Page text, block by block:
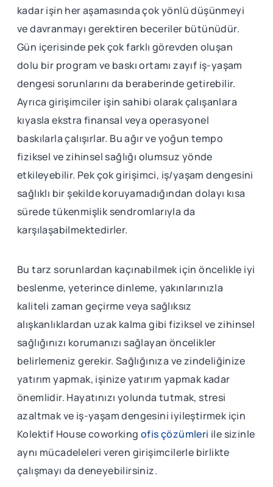
kadar işin her aşamasında çok yönlü düşünmeyi
ve davranmayı gerektiren beceriler bütünüdür.
Gün içerisinde pek çok farklı görevden oluşan
dolu bir program ve baskı ortamı zayıf iş-yaşam
dengesi sorunlarını da beraberinde getirebilir.
Ayrıca girişimciler işin sahibi olarak çalışanlara
kıyasla ekstra finansal veya operasyonel
baskılarla çalışırlar. Bu ağır ve yoğun tempo
fiziksel ve zihinsel sağlığı olumsuz yönde
etkileyebilir. Pek çok girişimci, iş/yaşam dengesini
sağlıklı bir şekilde koruyamadığından dolayı kısa
sürede tükenmişlik sendromlarıyla da
karşılaşabilmektedirler.
Bu tarz sorunlardan kaçınabilmek için öncelikle iyi
beslenme, yeterince dinleme, yakınlarınızla
kaliteli zaman geçirme veya sağlıksız
alışkanlıklardan uzak kalma gibi fiziksel ve zihinsel
sağlığınızı korumanızı sağlayan öncelikler
belirlemeniz gerekir. Sağlığınıza ve zindeliğinize
yatırım yapmak, işinize yatırım yapmak kadar
önemlidir. Hayatınızı yolunda tutmak, stresi
azaltmak ve iş-yaşam dengesini iyileştirmek için
Kolektif House coworking ofis çözümleri ile sizinle
aynı mücadeleleri veren girişimcilerle birlikte
çalışmayı da deneyebilirsiniz.